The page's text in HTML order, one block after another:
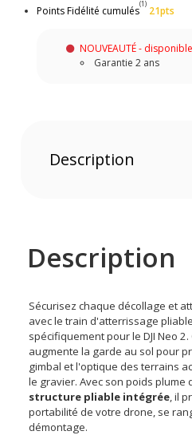
Points Fidélité cumulés
(1)
21pts
NOUVEAUTÉ -
Garantie 2 ans
Description
Description
Sécurisez chaque décollage et
avec le train d'atterrissage
spécifiquement pour le DJI Neo
augmente la garde au sol pour
gimbal et l'optique des terrains
le gravier. Avec son poids plume
structure pliable intégrée, il
portabilité de votre drone, se
démontage.